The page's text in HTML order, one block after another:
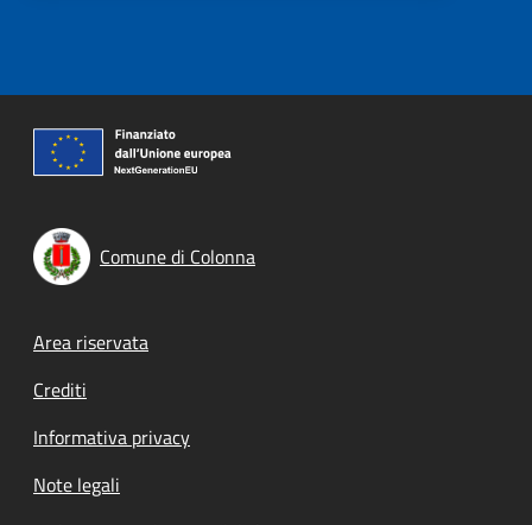
Comune di Colonna
Footer menu
Area riservata
Crediti
Informativa privacy
Note legali